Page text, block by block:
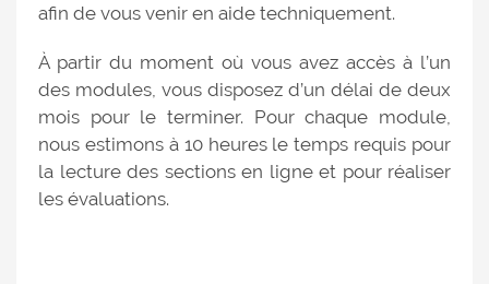
afin de vous venir en aide techniquement.
À partir du moment où vous avez accès à l’un
des modules, vous disposez d’un délai de deux
mois pour le terminer. Pour chaque module,
nous estimons à 10 heures le temps requis pour
la lecture des sections en ligne et pour réaliser
les évaluations.